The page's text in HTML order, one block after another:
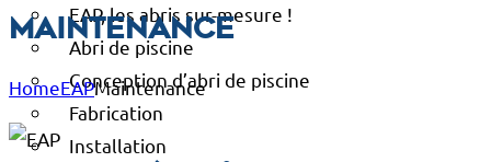
EAP, les abris sur-mesure !
Abri de piscine
Conception d’abri de piscine
Fabrication
Installation
Maintenance
HomeEAPMaintenance